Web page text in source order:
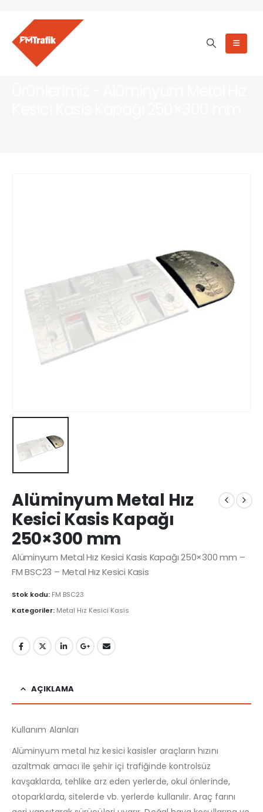
Alüminyum Metal Hız
Kesici Kasis Kapağı
250×300 mm
Alüminyum Metal Hız Kesici Kasis Kapağı 250×300 mm –
FM BSC23 – Metal Hız Kesici Kasis
Stok kodu: FM BSC23
Kategoriler: Metal Hız Kesici Kasis
AÇIKLAMA
Kullanım Alanları
Alüminyum metal hız kesici kasisler araçların hızını
azaltmak amacı ile şehir içi trafiğinde kontrolsüz
kavşaklarda, tehlike arz eden yerlerde, okul önlerinde,
otoparklarda, sitelerde vb. yerlerde kullanılır. Araç farını